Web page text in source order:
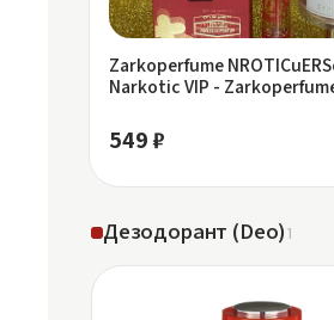
Zarkoperfume
Narkotic VIP -
549 ₽
Дезодорант (Deo)1